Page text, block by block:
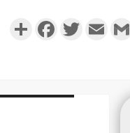
PartagerFacebookTwitterEmail